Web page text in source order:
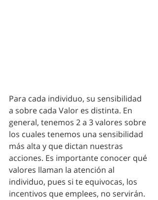
Para cada individuo, su sensibilidad
a sobre cada Valor es distinta. En
general, tenemos 2 a 3 valores sobre
los cuales tenemos una sensibilidad
más alta y que dictan nuestras
acciones. Es importante conocer qué
valores llaman la atención al
individuo, pues si te equivocas, los
incentivos que emplees, no servirán.